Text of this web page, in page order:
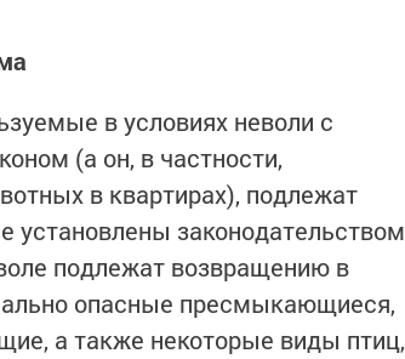
в условиях неволи с
(а он, в частности,
в квартирах), подлежат
установлены законодательством
подлежат возвращению в
опасные пресмыкающиеся,
а также некоторые виды птиц,